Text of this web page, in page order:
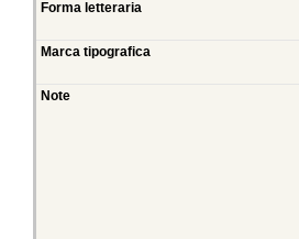
Forma letteraria
Marca tipografica
Note